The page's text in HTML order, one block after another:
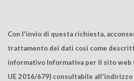
Con l'invio di questa richiesta,
trattamento dei dati così come
informativo Informativa per il sito web
UE 2016/679) consultabile all'indirizzo